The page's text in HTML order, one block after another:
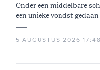
Onder een middelbare
een unieke vondst gedaan
5 AUGUSTUS 2026 17:48